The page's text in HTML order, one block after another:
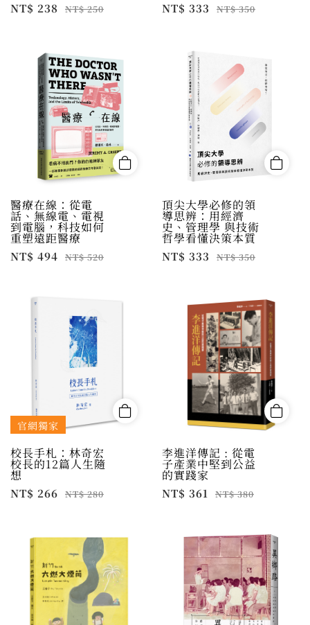
NT$ 238 NT$ 250 NT$ 333 NT$ 350
醫療在線：從電
話、無線電、電視
到電腦，科技如何
重塑遠距醫療
NT$ 494 NT$ 520
頂尖大學必修的領
導思辨：用經濟
史、管理學 與技術
哲學看懂決策本質
NT$ 333 NT$ 350
官網獨家
校長手札：林奇宏
校長的12篇人生隨
想
NT$ 266 NT$ 280
李進洋傳記 : 從電
子產業中堅到公益
的實踐家
NT$ 361 NT$ 380